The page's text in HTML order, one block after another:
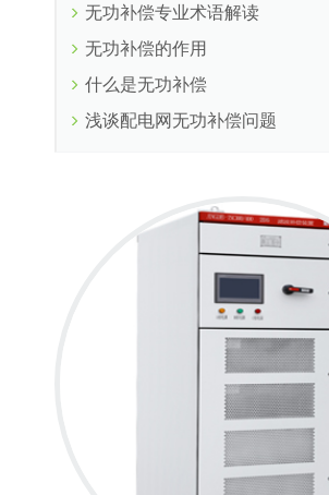
无功补偿专业术语解读
无功补偿的作用
什么是无功补偿
浅谈配电网无功补偿问题